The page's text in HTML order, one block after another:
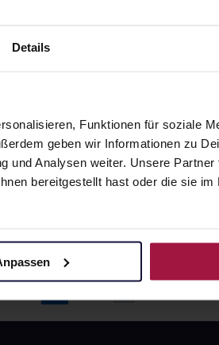
Details
Funktionen für soziale
geben wir Informationen zu
und Analysen weiter. Unsere
bereitgestellt hast oder die sie im